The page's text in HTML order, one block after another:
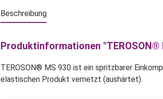
Beschreibung
Produktinformationen "TEROSON®
TEROSON® MS 930 ist ein spritzbarer
elastischen Produkt vernetzt (aushärtet).